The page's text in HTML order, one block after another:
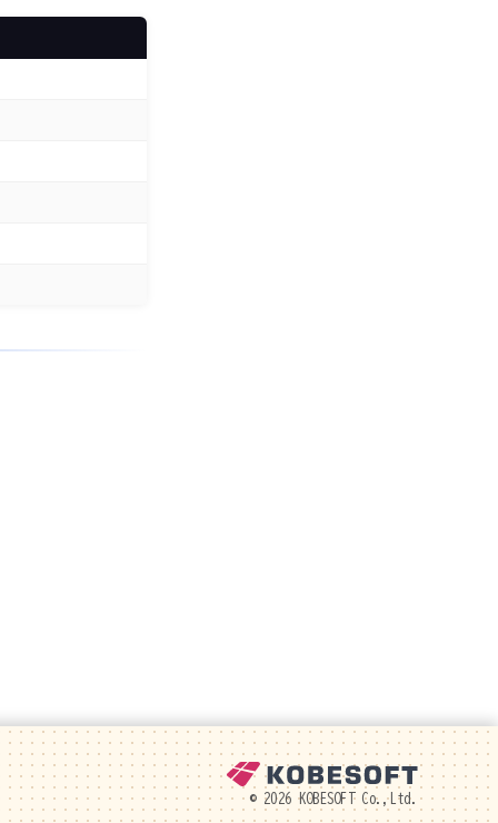
© 2026 KOBESOFT Co.,Ltd.